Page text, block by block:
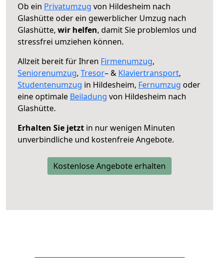
Ob ein Privatumzug von Hildesheim nach
Glashütte oder ein gewerblicher Umzug nach
Glashütte, wir helfen, damit Sie problemlos und
stressfrei umziehen können.
Allzeit bereit für Ihren Firmenumzug,
Seniorenumzug, Tresor– & Klaviertransport,
Studentenumzug in Hildesheim, Fernumzug oder
eine optimale Beiladung von Hildesheim nach
Glashütte.
Erhalten Sie jetzt in nur wenigen Minuten
unverbindliche und kostenfreie Angebote.
Kostenlose Angebote erhalten